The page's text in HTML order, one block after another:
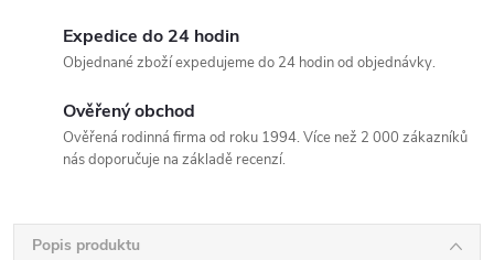
Expedice do 24 hodin
Objednané zboží expedujeme do 24 hodin od objednávky.
Ověřený obchod
Ověřená rodinná firma od roku 1994. Více než 2 000 zákazníků
nás doporučuje na základě recenzí.
Popis produktu